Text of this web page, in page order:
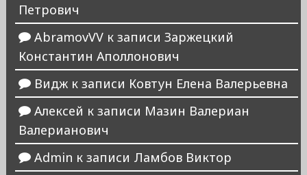
Петрович
AbramovVVк записи Заржецкий
Константин Аполлонович
Виджк записи Ковтун Елена Валерьевна
Алексей к записи Мазин Валериан
Валерианович
Admin к записи Ламбов Виктор